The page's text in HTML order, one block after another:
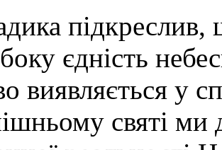
єдність
виявляється у
святі ми